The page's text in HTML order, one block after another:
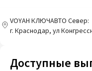
VOYAH КЛЮЧАВТО Север:
г. Краснодар, ул
Доступные